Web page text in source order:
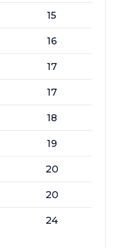
15
16
17
17
18
19
20
20
24